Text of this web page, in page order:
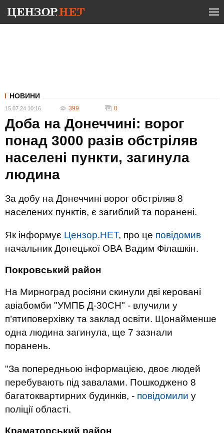
НОВИНИ
15.07.24 10:16 399 0
Доба на Донеччині: ворог
понад 3000 разів обстріляв
населені пункти, загинула
людина
За добу на Донеччині ворог обстріляв 8
населених пунктів, є загиблий та поранені.
Як інформує Цензор.НЕТ, про це повідомив
начальник Донецької ОВА Вадим Філашкін.
Покровський район
На Мирноград росіяни скинули дві керовані
авіабомби "УМПБ Д-30СН" - влучили у
п’ятиповерхівку та заклад освіти. Щонайменше
одна людина загинула, ще 7 зазнали
поранень.
"За попередньою інформацією, двоє людей
перебувають під завалами. Пошкоджено 8
багатоквартирних будинків, - повідомили у
поліції області.
Краматорський район